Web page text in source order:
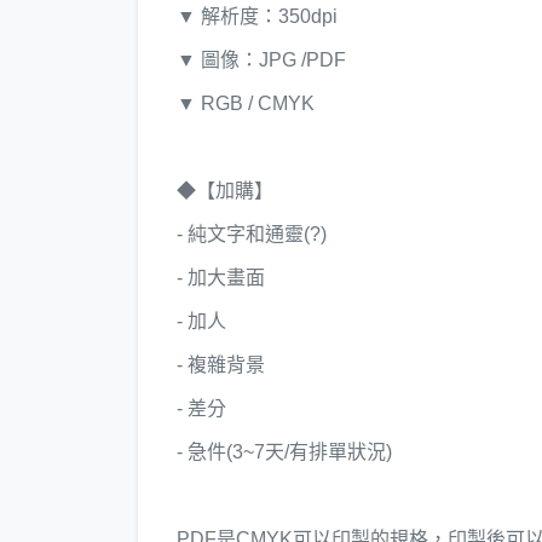
▼ 解析度：350dpi
▼ 圖像：JPG /PDF
▼ RGB / CMYK
◆【加購】
- 純文字和通靈(?)
- 加大畫面
- 加人
- 複雜背景
- 差分
- 急件(3~7天/有排單狀況)